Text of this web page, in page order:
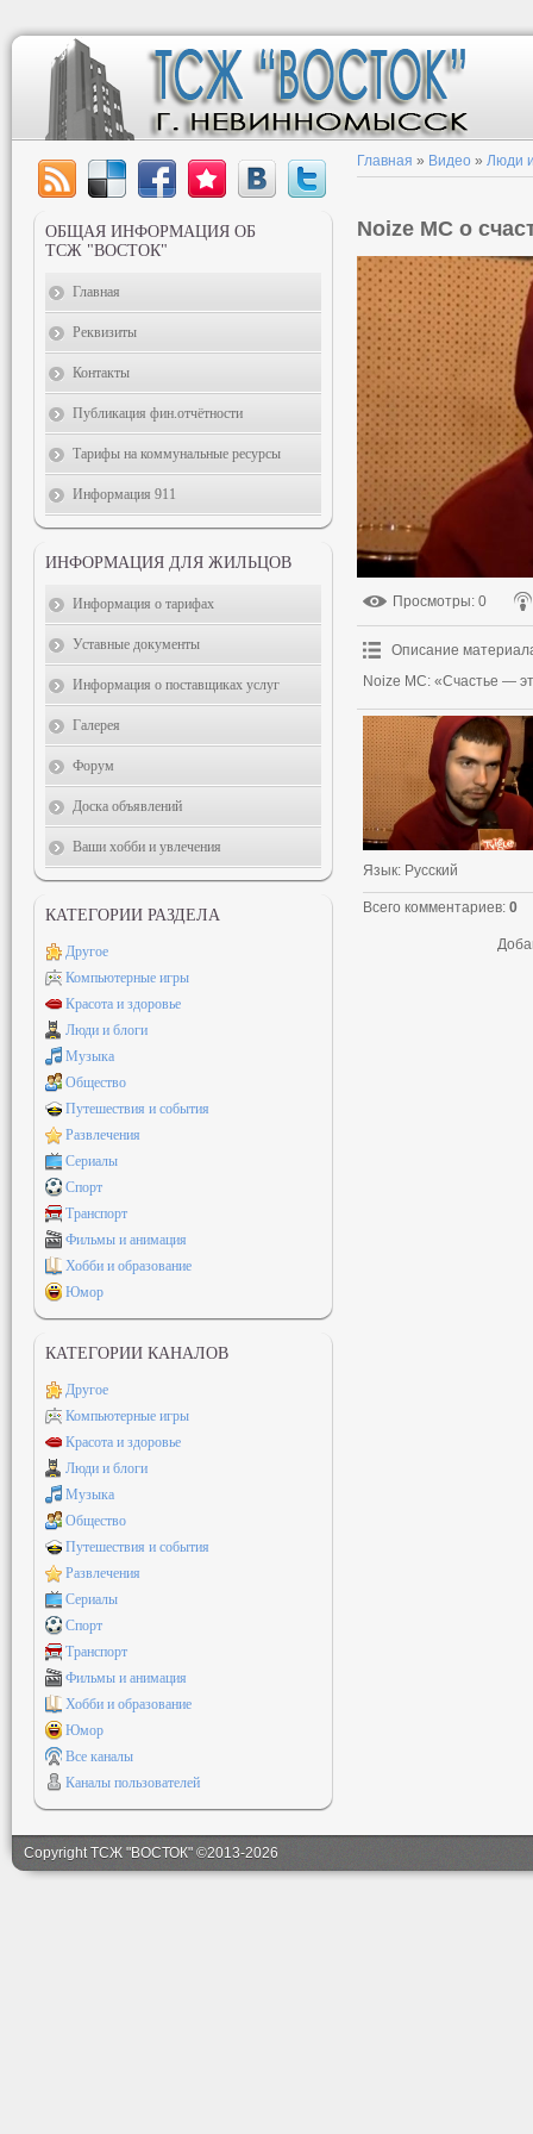
Главная » Видео » Люди
Noize MC о
Просмотры: 0
Описание
Noize MC: «Счастье —
Язык: Русский
Всего комментариев: 0
ОБЩАЯ ИНФОРМАЦИЯ ОБ
ТСЖ "ВОСТОК"
Главная
Реквизиты
Контакты
Публикация фин.отчётности
Тарифы на коммунальные ресурсы
Информация 911
ИНФОРМАЦИЯ ДЛЯ ЖИЛЬЦОВ
Информация о тарифах
Уставные документы
Информация о поставщиках услуг
Галерея
Форум
Доска объявлений
Ваши хобби и увлечения
КАТЕГОРИИ РАЗДЕЛА
Другое
Компьютерные игры
Красота и здоровье
Люди и блоги
Музыка
Общество
Путешествия и события
Развлечения
Сериалы
Спорт
Транспорт
Фильмы и анимация
Хобби и образование
Юмор
КАТЕГОРИИ КАНАЛОВ
Другое
Компьютерные игры
Красота и здоровье
Люди и блоги
Музыка
Общество
Путешествия и события
Развлечения
Сериалы
Спорт
Транспорт
Фильмы и анимация
Хобби и образование
Юмор
Все каналы
Каналы пользователей
Copyright ТСЖ "ВОСТОК" ©2013-2026